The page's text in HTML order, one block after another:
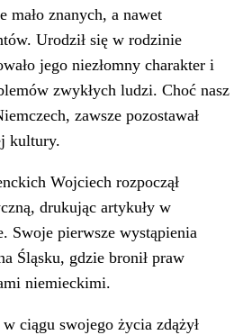
mało znanych, a nawet
Urodził się w rodzinie
jego niezłomny charakter i
zwykłych ludzi. Choć nasz
zawsze pozostawał
kultury.
Wojciech rozpoczął
drukując artykuły w
Swoje pierwsze wystąpienia
Śląsku, gdzie bronił praw
niemieckimi.
ciągu swojego życia zdążył